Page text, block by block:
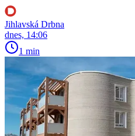
Jihlavská Drbna
dnes, 14:06
1 min